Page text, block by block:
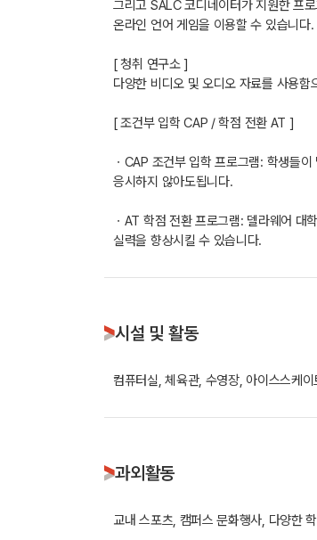
그리고 SALC 코디네이터가 지원한 프
온라인 언어 게임을 이용할 수 있습니
[ 청취 연구소 ]
다양한 비디오 및 오디오 자료를 사용
[ 조건부 입학 CAP / 학점 전환 AT ]
ㆍCAP 조건부 입학 프로그램: 학생들
응시하지 않아도됩니다.
ㆍAT 학점 전환 프로그램: 델라웨어 대
실력을 향상시킬 수 있습니다.
시설 및 활동
컴퓨터실, 체육관, 수영장, 아이스스케
과외활동
교내 스포츠, 캠퍼스 문화행사, 다양한